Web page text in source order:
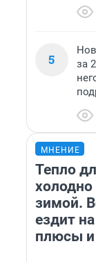
5
за
МНЕНИЕ
Тепло
холодно
зимой.
ездит
плюсы